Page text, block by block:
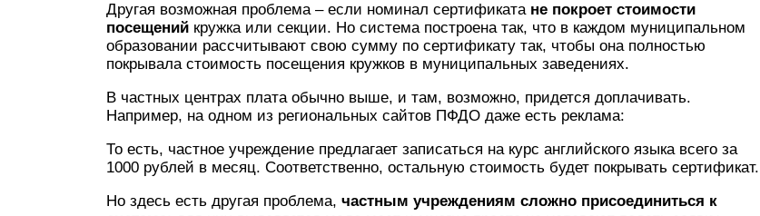
Другая возможная проблема – если номинал сертификата не покроет стоимости
посещений кружка или секции. Но система построена так, что в каждом муниципальном
образовании рассчитывают свою сумму по сертификату так, чтобы она полностью
покрывала стоимость посещения кружков в муниципальных заведениях.
В частных центрах плата обычно выше, и там, возможно, придется доплачивать.
Например, на одном из региональных сайтов ПФДО даже есть реклама:
То есть, частное учреждение предлагает записаться на курс английского языка всего за
1000 рублей в месяц. Соответственно, остальную стоимость будет покрывать сертификат.
Но здесь есть другая проблема, частным учреждениям сложно присоединиться к